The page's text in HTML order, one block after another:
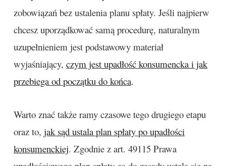
zobowiązań bez ustalenia planu spłaty. Jeśli najpierw
chcesz uporządkować samą procedurę, naturalnym
uzupełnieniem jest podstawowy materiał
wyjaśniający, czym jest upadłość konsumencka i jak
przebiega od początku do końca.
Warto znać także ramy czasowe tego drugiego etapu
oraz to, jak sąd ustala plan spłaty po upadłości
konsumenckiej. Zgodnie z art. 49115 Prawa